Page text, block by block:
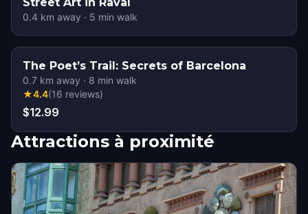
0.4 km away · 5 min walk
The Poet’s Trail: Secrets of Barcelona
0.7 km away · 8 min walk
★4.4(16 reviews)
$12.99
Attractions à proximité